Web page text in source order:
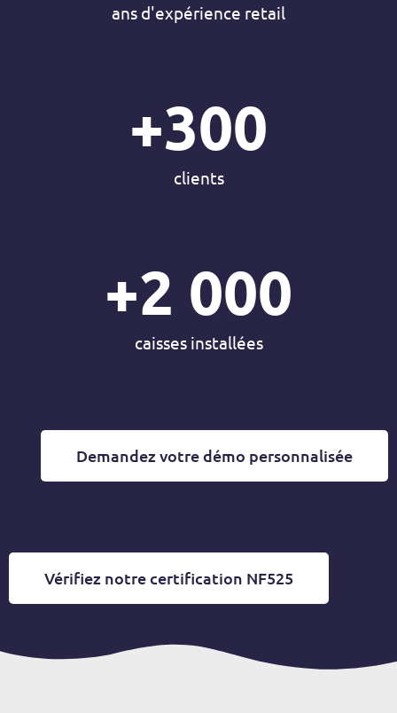
ans d'expérience retail
+300
clients
+2 000
caisses installées
Demandez votre démo personnalisée
Vérifiez notre certification NF525